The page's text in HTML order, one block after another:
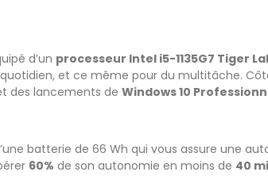
d’un processeur Intel i5-1135G7 Tiger
et ce même pour du multitâche.
des lancements de Windows 10
batterie de 66 Wh qui vous assure une
60% de son autonomie en moins de 40